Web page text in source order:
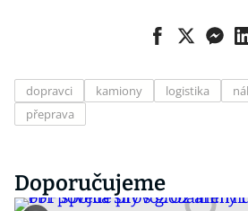
dopravci kamiony logistika
přeprava
Doporučujeme